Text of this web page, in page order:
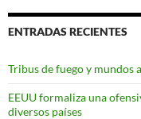
ENTRADAS RECIENTES
Tribus de fuego y mundos
EEUU formaliza una
diversos países